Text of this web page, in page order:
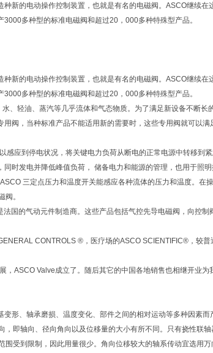
新的电动操作控制装置，也就是有名的电磁阀。ASCO继续在
多种型的标准电磁阀和超过20，000多种特殊型产品。
新的电动操作控制装置，也就是有名的电磁阀。ASCO继续在
多种型的标准电磁阀和超过20，000多种特殊型产品。
、轻油、蒸汽等几乎流体和气态物质。为了满足新设备不断长
阀，当种标准产品不能适用新的需要时，这些专用阀就可以满
应到停电状况，将关键电力负荷从断电的正常电源中转移到紧
时发电并降低峰值负荷， 储备电力和能源的管理，也用于照明
三定点压力和温度开关能感应各种流体的压力和温度。在
。
国的气动元件制造商。这些产品包括气控先导电磁阀，向控制
CONTROLS ®，医疗场的ASCO SCIENTIFIC®，较
ASCO Valve成立了。随后其它的中国各地销售也相继开业为
形、轴承磨损、温度变化、部件之间的相对运动等多种因素而
即轴向、径向角向以及位移量的大小有所不同。只有挠性联
受到限制，因此用量很少。角向位移较大的轴系传动宜选用万